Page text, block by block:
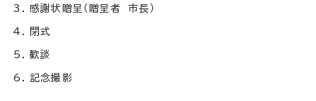
感謝状贈呈（贈呈者 市長）
閉式
歓談
記念撮影